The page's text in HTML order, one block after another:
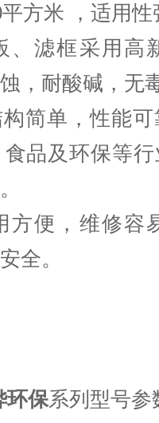
方米 ，适用性
、滤框采用高
，耐酸碱，无
简单，性能
品及环保等
方便，维修容
全。
环保系列型号参